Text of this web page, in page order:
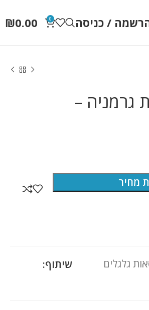
/ כניסה 0
₪0.00
גרמניה –
מחיר
גלגלים שיתוף: